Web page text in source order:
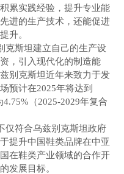
累实践经验，提升专业能
进的生产技术，还能促进
升。
克斯坦建立自己的生产设
，引入现代化的制造能
别克斯坦近年来致力于发
预计在2025年将达到
（2025-2029年复合
仅符合乌兹别克斯坦政府
提升中国鞋类品牌在中亚
在鞋类产业领域的合作开
发展目标。